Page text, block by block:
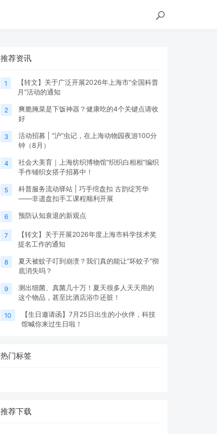
推荐资讯
1
【转文】关于广泛开展2026年上海市“全国科普
月”活动的通知
2
爽脆腌菜是下饭神器？健康吃的4个关键点请收
好
3
活动招募 | “沪”虫记，在上海动物园夜游100分
钟（8月）
4
社会大美育｜上海纺织博物馆“织织白相相”编织
手作铺织女搭子招募中！
5
科普服务流动驿站 | 巧手绾盘扣 古韵绽芳华
——非遗盘扣手工课程顺利开展
6 预防认知衰退的新观点
7
【转文】关于开展2026年度上海市科学技术奖
提名工作的通知
8
夏天被蚊子叮到崩溃？我们真的能让“坏蚊子”彻
底消失吗？
9
测出细菌、真菌几十万！夏天很多人天天用的
这个物品，甚至比酒店浴巾还脏！
10
【生日邀请函】7月25日出生的小伙伴，科技
馆喊你来过生日啦！
热门标签
推荐下载